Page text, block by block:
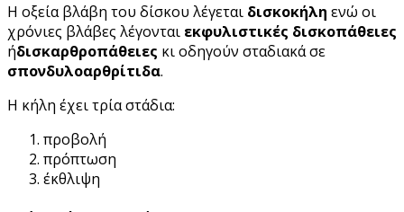
Η οξεία βλάβη του δίσκου λέγεται δισκοκήλη ενώ οι
χρόνιες βλάβες λέγονται εκφυλιστικές δισκοπάθειες
ήδισκαρθροπάθειες κι οδηγούν σταδιακά σε
σπονδυλοαρθρίτιδα.
Η κήλη έχει τρία στάδια:
προβολή
πρόπτωση
έκθλιψη